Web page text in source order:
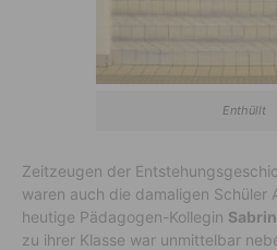
Enthüllt
Zeitzeugen der
waren auch die damaligen Schüler
heutige Pädagogen-Kollegin
zu ihrer Klasse war unmittelbar